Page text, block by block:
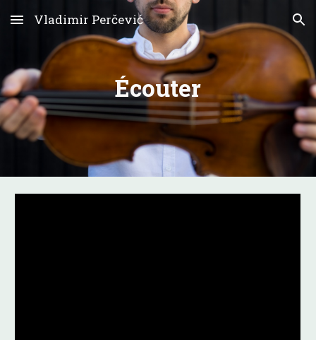
Skip to main content Skip to navigation
Vladimir Perčević
Écouter